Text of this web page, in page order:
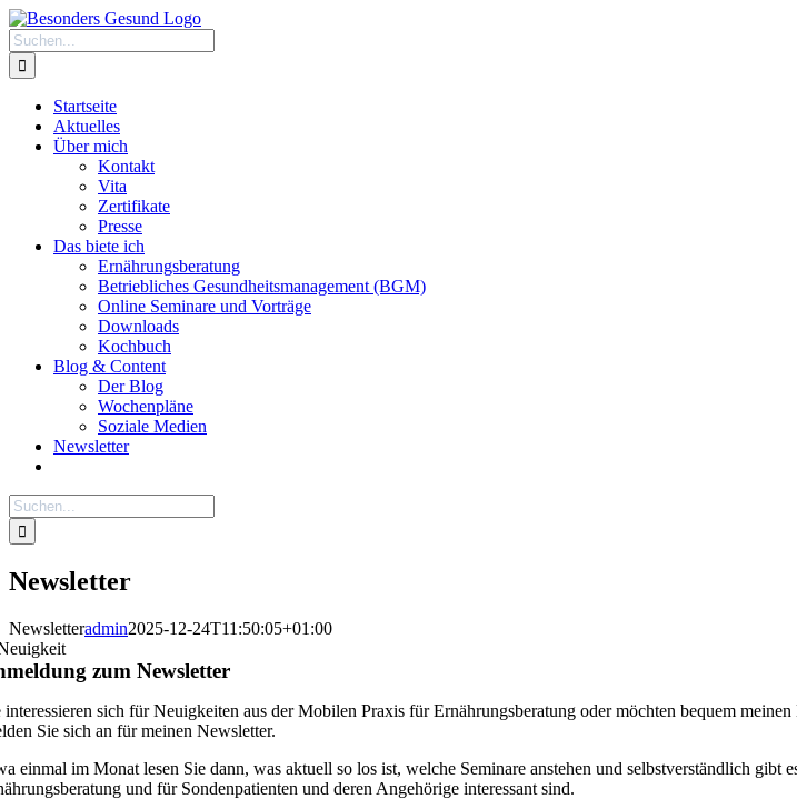
Zum
Inhalt
springen
Suche
nach:
Startseite
Aktuelles
Über mich
Kontakt
Vita
Zertifikate
Presse
Das biete ich
Ernährungsberatung
Betriebliches Gesundheitsmanagement (BGM)
Online Seminare und Vorträge
Downloads
Kochbuch
Blog & Content
Der Blog
Wochenpläne
Soziale Medien
Newsletter
Suche
nach:
Newsletter
Newsletteradmin2025-12-24T11:50:05+01:00
zum Newsletter
interessieren sich für Neuigkeiten aus der Mobilen Praxis für Ernährungsberatung oder möchten bequem
Sie sich an für meinen Newsletter.
einmal im Monat lesen Sie dann, was aktuell so los ist, welche Seminare anstehen und selbstverständlich gibt
und für Sondenpatienten und deren Angehörige interessant sind.